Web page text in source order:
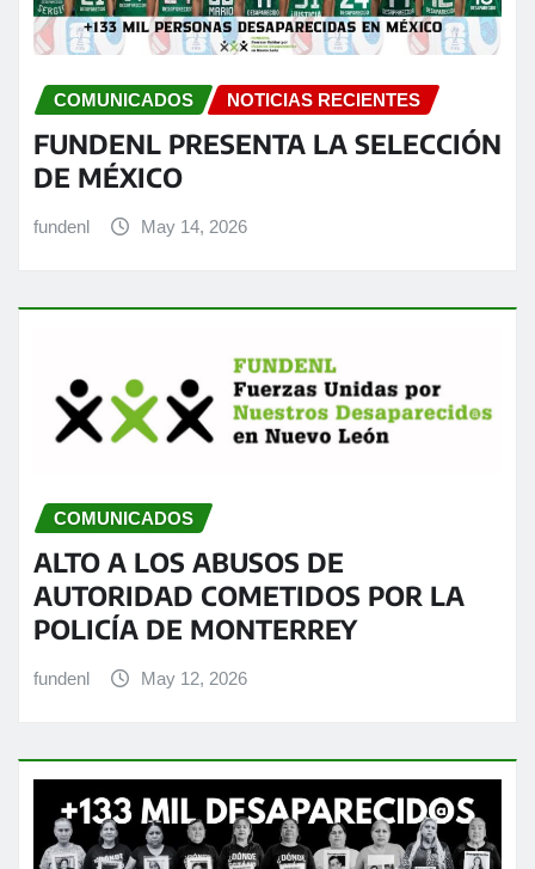
COMUNICADOS NOTICIAS RECIENTES
FUNDENL PRESENTA LA SELECCIÓN
DE MÉXICO
fundenl May 14, 2026
COMUNICADOS
ALTO A LOS ABUSOS DE
AUTORIDAD COMETIDOS POR LA
POLICÍA DE MONTERREY
fundenl May 12, 2026